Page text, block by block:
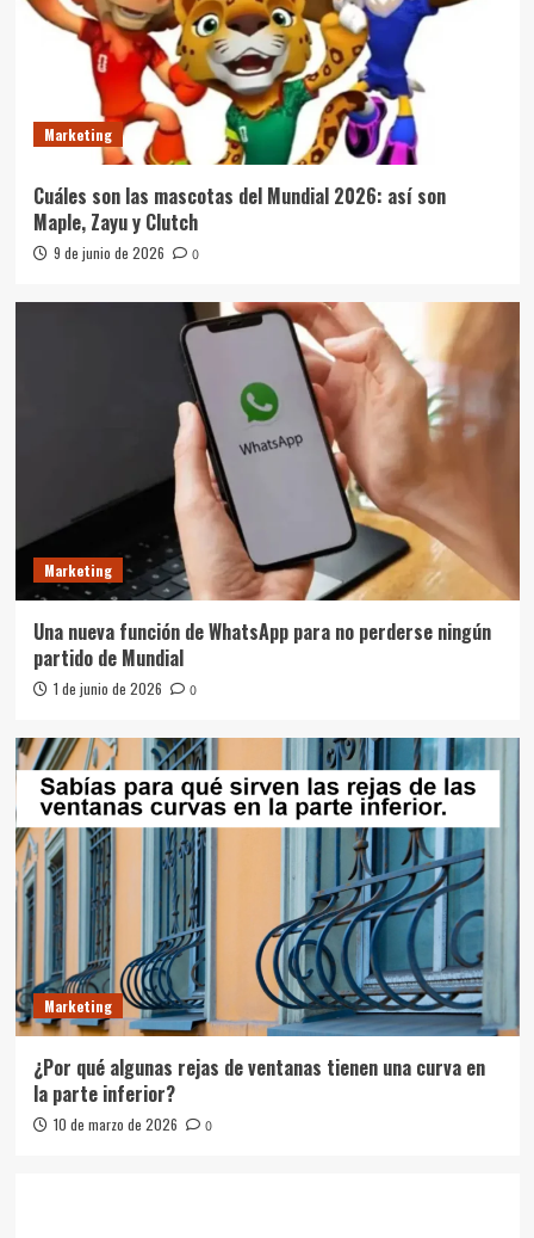
Marketing
Cuáles son las mascotas del Mundial 2026: así son
Maple, Zayu y Clutch
9 de junio de 2026 0
Marketing
Una nueva función de WhatsApp para no perderse ningún
partido de Mundial
1 de junio de 2026 0
Marketing
¿Por qué algunas rejas de ventanas tienen una curva en
la parte inferior?
10 de marzo de 2026 0